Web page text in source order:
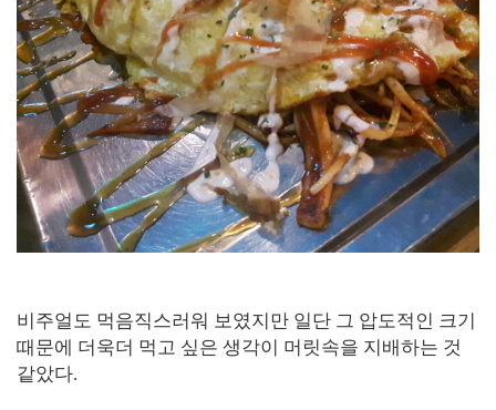
비주얼도 먹음직스러워 보였지만 일단 그 압도적인 크기
때문에 더욱더 먹고 싶은 생각이 머릿속을 지배하는 것
같았다.